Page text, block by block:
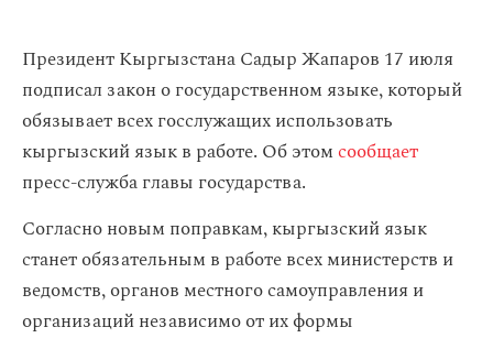
Президент Кыргызстана Садыр Жапаров 17 июля
подписал закон о государственном языке, который
обязывает всех госслужащих использовать
кыргызский язык в работе. Об этомсообщает
пресс-служба главы государства.
Согласно новым поправкам, кыргызский язык
станет обязательным в работе всех министерств и
ведомств, органов местного самоуправления и
организаций независимо от их формы